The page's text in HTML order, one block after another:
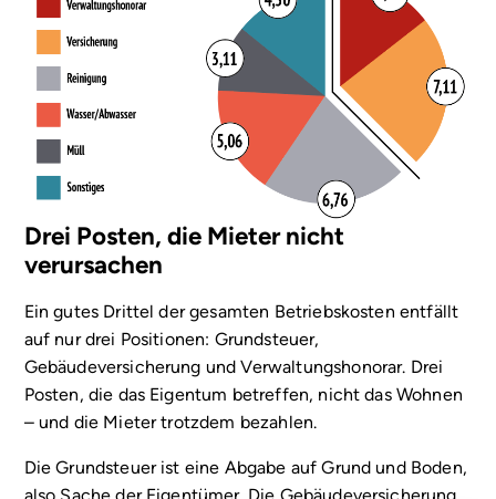
Drei Posten, die Mieter nicht
verursachen
Ein gutes Drittel der gesamten Betriebskosten entfällt
auf nur drei Positionen: Grundsteuer,
Gebäudeversicherung und Verwaltungshonorar. Drei
Posten, die das Eigentum betreffen, nicht das Wohnen
– und die Mieter trotzdem bezahlen.
Die Grundsteuer ist eine Abgabe auf Grund und Boden,